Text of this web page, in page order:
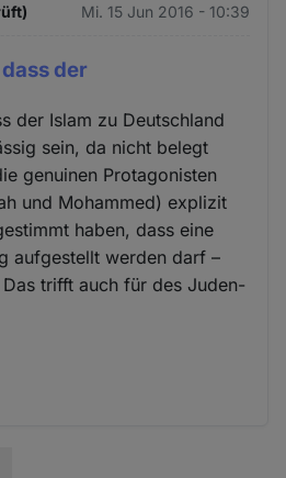
Mi. 15 Jun 2016 - 10:39
der
der Islam zu Deutschland
sein, da nicht belegt
genuinen Protagonisten
und Mohammed) explizit
haben, dass eine
aufgestellt werden darf –
trifft auch für des Juden-